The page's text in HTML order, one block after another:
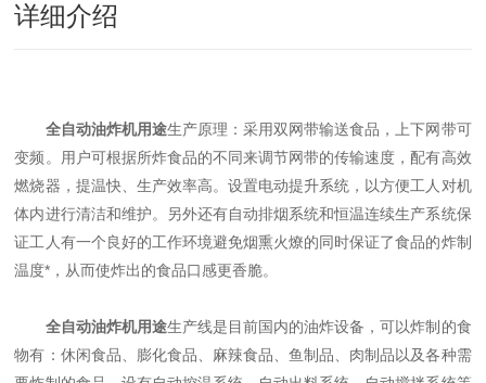
详细介绍
全自动油炸机用途生产原理：采用双网带输送食品，上下网带可
变频。用户可根据所炸食品的不同来调节网带的传输速度，配有高效
燃烧器，提温快、生产效率高。设置电动提升系统，以方便工人对机
体内进行清洁和维护。另外还有自动排烟系统和恒温连续生产系统保
证工人有一个良好的工作环境避免烟熏火燎的同时保证了食品的炸制
温度*，从而使炸出的食品口感更香脆。
全自动油炸机用途生产线是目前国内的油炸设备，可以炸制的食
物有：休闲食品、膨化食品、麻辣食品、鱼制品、肉制品以及各种需